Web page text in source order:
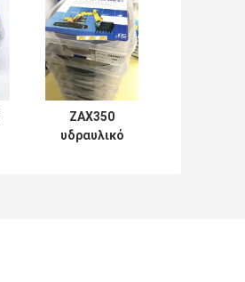
ZAX350
υδραυλικό